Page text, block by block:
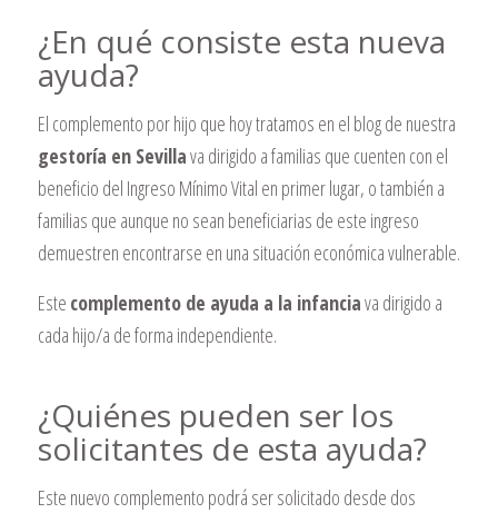
¿En qué consiste esta nueva
ayuda?
El complemento por hijo que hoy tratamos en el blog de nuestra
gestoría en Sevillava dirigido a familias que cuenten con el
beneficio del Ingreso Mínimo Vital en primer lugar, o también a
familias que aunque no sean beneficiarias de este ingreso
demuestren encontrarse en una situación económica vulnerable.
Este complemento de ayuda a la infanciava dirigido a
cada hijo/a de forma independiente.
¿Quiénes pueden ser los
solicitantes de esta ayuda?
Este nuevo complemento podrá ser solicitado desde dos